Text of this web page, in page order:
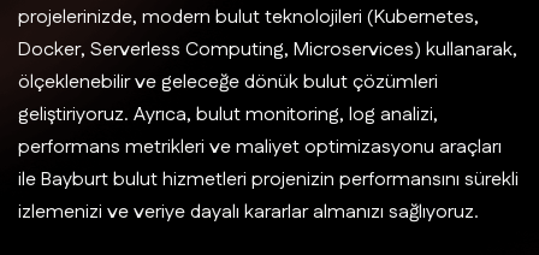
projelerinizde, modern bulut teknolojileri (Kubernetes,
Docker, Serverless Computing, Microservices) kullanarak,
ölçeklenebilir ve geleceğe dönük bulut çözümleri
geliştiriyoruz. Ayrıca, bulut monitoring, log analizi,
performans metrikleri ve maliyet optimizasyonu araçları
ile Bayburt bulut hizmetleri projenizin performansını sürekli
izlemenizi ve veriye dayalı kararlar almanızı sağlıyoruz.